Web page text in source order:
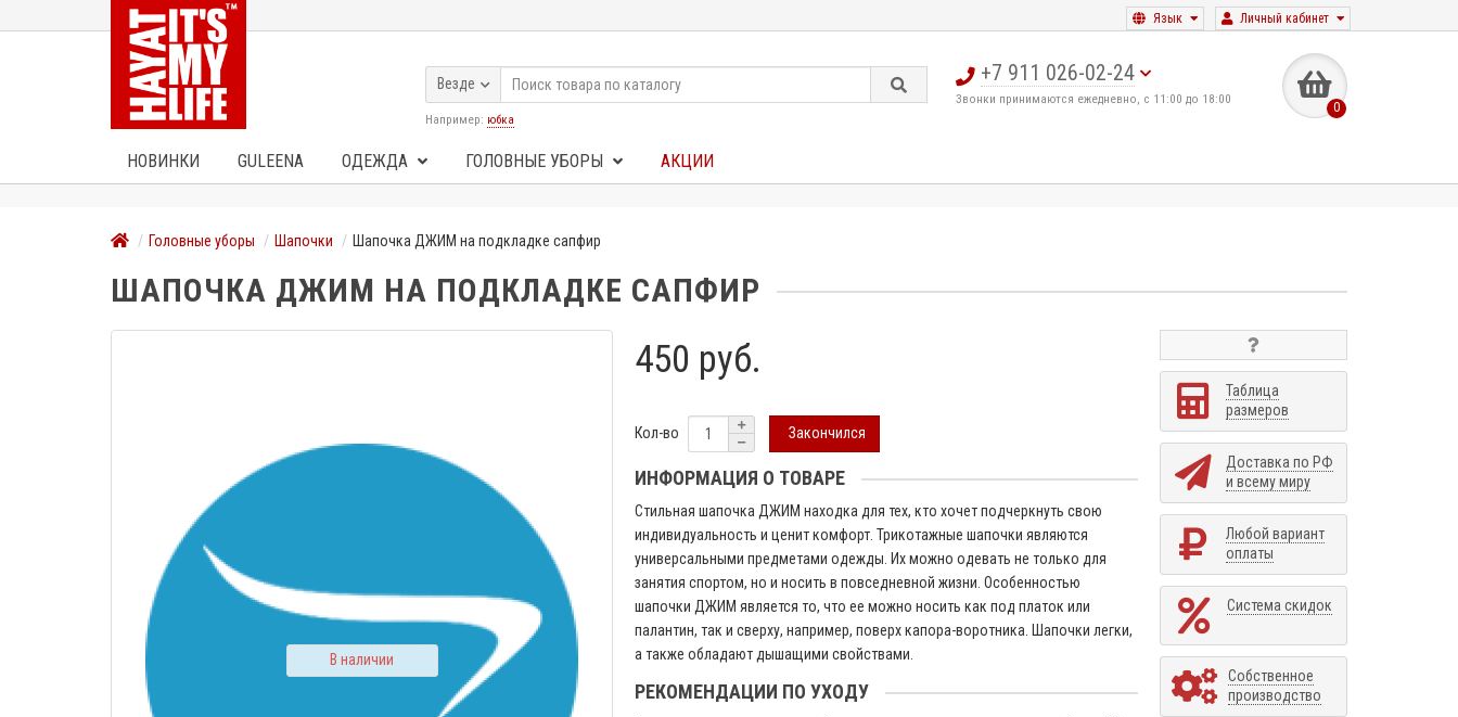
Личный кабинет
Язык
+7 911 026-02-24
Звонки принимаются ежедневно, с 11:00 до 18:00 0
Везде
Например: юбка
НОВИНКИ GULEENA ОДЕЖДА ГОЛОВНЫЕ УБОРЫ АКЦИИ
Головные уборы Шапочки Шапочка ДЖИМ на подкладке сапфир
ШАПОЧКА ДЖИМ НА ПОДКЛАДКЕ САПФИР
В наличии
450 руб.
Кол-во Закончился
ИНФОРМАЦИЯ О ТОВАРЕ
Стильная шапочка ДЖИМ находка для тех, кто хочет подчеркнуть свою
индивидуальность и ценит комфорт. Трикотажные шапочки являются
универсальными предметами одежды. Их можно одевать не только для
занятия спортом, но и носить в повседневной жизни. Особенностью
шапочки ДЖИМ является то, что ее можно носить как под платок или
палантин, так и сверху, например, поверх капора-воротника. Шапочки легки,
а также обладают дышащими свойствами.
РЕКОМЕНДАЦИИ ПО УХОДУ
Таблица
размеров
Доставка по РФ
и всему миру
Любой вариант
оплаты
Система скидок
Собственное
производство